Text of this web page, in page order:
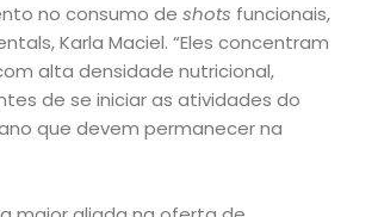
no consumo de shots funcionais,
Karla Maciel. “Eles concentram
alta densidade nutricional,
de se iniciar as atividades do
que devem permanecer na